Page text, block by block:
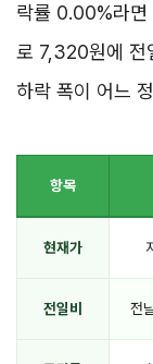
락률 0.00%라면
로 7,320원에 전
하락 폭이 어느
항목
현재가
전일비 전